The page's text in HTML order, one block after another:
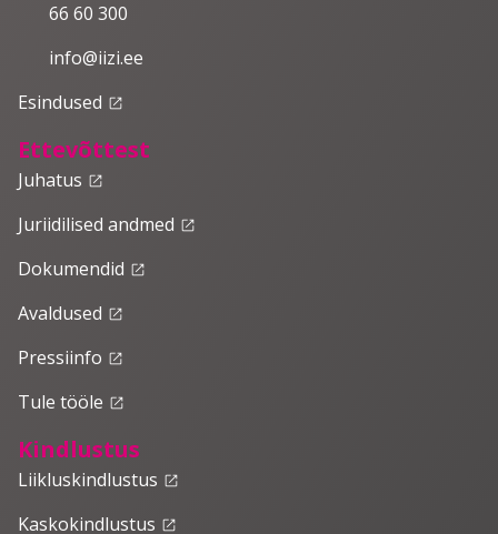
66 60 300
info@iizi.ee
Esindused launch
Ettevõttest
Juhatus launch
Juriidilised andmed launch
Dokumendid launch
Avaldused launch
Pressiinfo launch
Tule tööle launch
Kindlustus
Liikluskindlustus launch
Kaskokindlustus launch